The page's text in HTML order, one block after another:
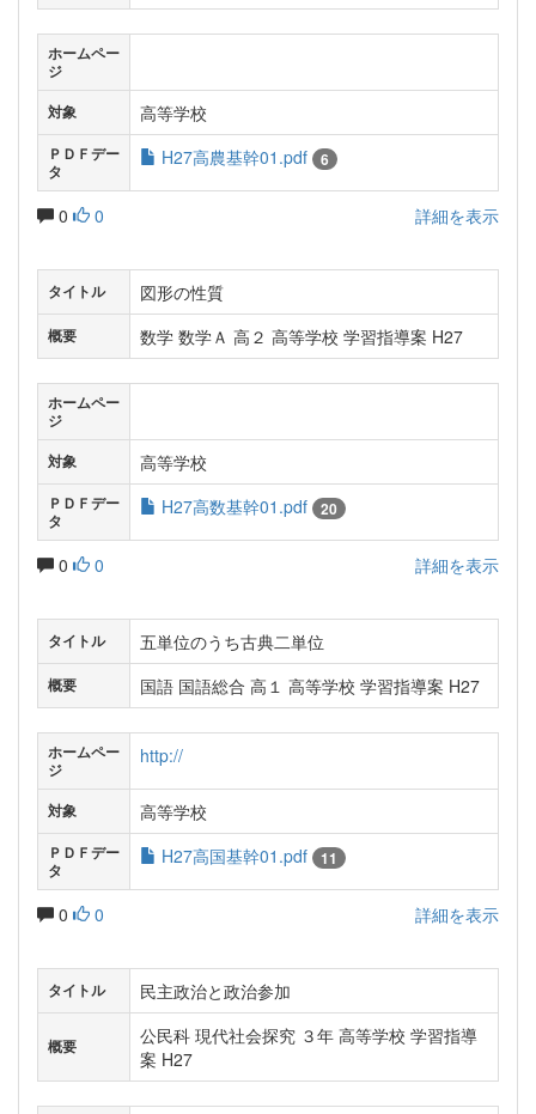
ホームペー
ジ
対象
高等学校
ＰＤＦデー
タ
H27高農基幹01.pdf 6
0 0 詳細を表示
タイトル 図形の性質
概要 数学 数学Ａ 高２ 高等学校 学習指導案 H27
ホームペー
ジ
対象
高等学校
ＰＤＦデー
タ
H27高数基幹01.pdf 20
0 0 詳細を表示
タイトル 五単位のうち古典二単位
概要 国語 国語総合 高１ 高等学校 学習指導案 H27
ホームペー
ジ
http://
対象 高等学校
ＰＤＦデー
タ
H27高国基幹01.pdf 11
0 0 詳細を表示
タイトル 民主政治と政治参加
概要
公民科 現代社会探究 ３年 高等学校 学習指導
案 H27